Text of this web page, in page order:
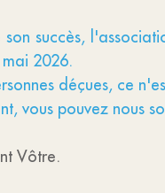
succès,
2026.
déçues, ce
vous pouvez nous
Vôtre.